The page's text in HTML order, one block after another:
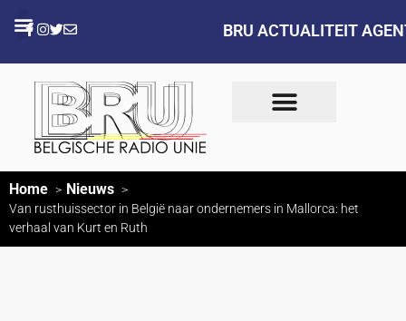
BRU ACTUALITEIT
Home Nieuws
Van rusthuissector in België naar ondernemers in Mallorca: het
verhaal van Kurt en Ruth